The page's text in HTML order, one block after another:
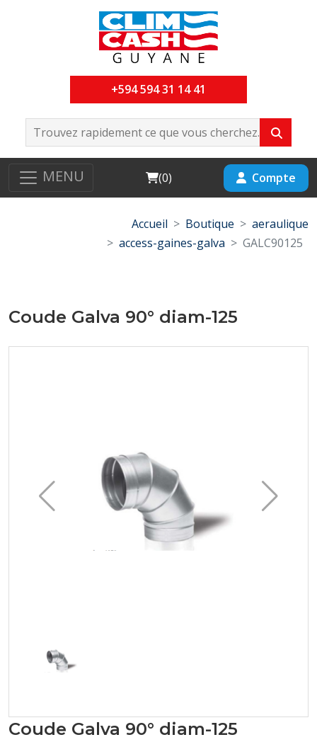
+594 594 31 14 41
MENU Cart
(0) Compte
Accueil Boutique
aeraulique
access-gaines-galva
GALC90125
Coude Galva 90° diam-125
Coude Galva 90° diam-125